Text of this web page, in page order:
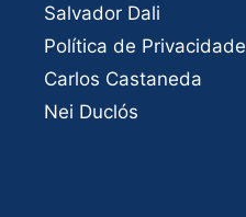
Salvador Dali
Política de Privacidade
Carlos Castaneda
Nei Duclós